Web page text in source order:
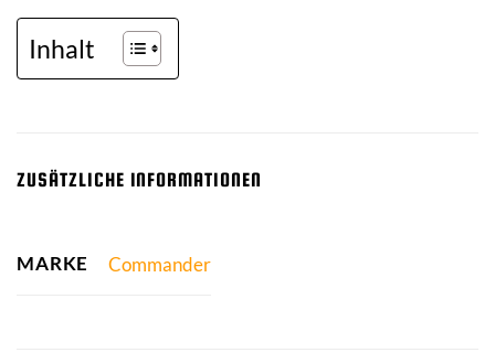
Inhalt
ZUSÄTZLICHE INFORMATIONEN
MARKE Commander